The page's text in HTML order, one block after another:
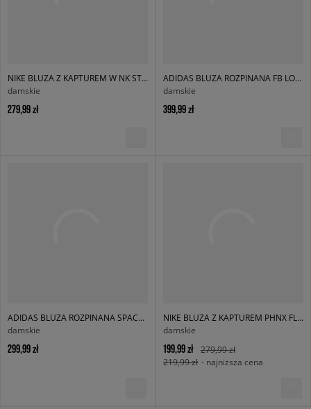
NIKE BLUZA Z KAPTUREM W NK STDO FLC OS PO HDY
damskie
279,99 zł
ADIDAS BLUZA ROZPINANA FB LOOSE TT
damskie
399,99 zł
ADIDAS BLUZA ROZPINANA SPACER TT
damskie
299,99 zł
NIKE BLUZA Z KAPTUREM PHNX FLC OS HOODIE W NSW
damskie
199,99 zł
279,99 zł
219,99 zł - najniższa cena